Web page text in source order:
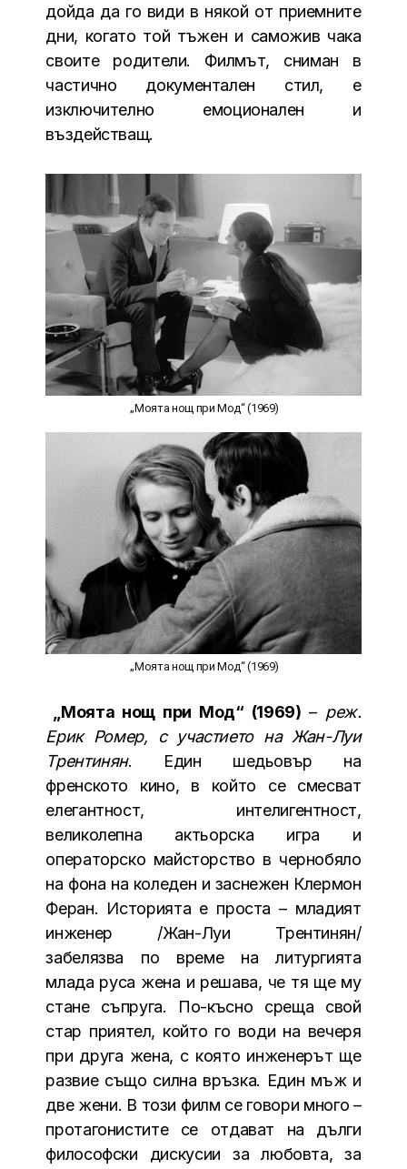
дойда да го види в някой от приемните
дни, когато той тъжен и саможив чака
своите родители. Филмът, сниман в
частично документален стил, е
изключително емоционален и
въздействащ.
„Моята нощ при Мод“ (1969)
„Моята нощ при Мод“ (1969)
„Моята нощ при Мод“ (1969) – реж.
Ерик Ромер, с участието на Жан-Луи
Трентинян. Един шедьовър на
френското кино, в който се смесват
елегантност, интелигентност,
великолепна актьорска игра и
операторско майсторство в чернобяло
на фона на коледен и заснежен Клермон
Феран. Историята е проста – младият
инженер /Жан-Луи Трентинян/
забелязва по време на литургията
млада руса жена и решава, че тя ще му
стане съпруга. По-късно среща свой
стар приятел, който го води на вечеря
при друга жена, с която инженерът ще
развие също силна връзка. Един мъж и
две жени. В този филм се говори много –
протагонистите се отдават на дълги
философски дискусии за любовта, за